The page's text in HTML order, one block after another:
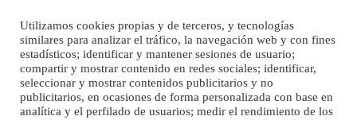
SHIBA PERDIDO AVDA JOSE MESA Y LOPEZ
PERRO MACHO RAZA SHIBA CON MICROCHIP PERDIDO HOY 06/07/2025 ZONA
MESA Y LOPEZ. ES MUY ASUSTADIZO
Leales.org » Gran Canaria | 6.7.2025
Inicio Publicidad
Política de privacidad
Aviso Legal
Cláusula de Cookies
Enlaces de interés
Utilizamos cookies propias y de terceros, y tecnologías
similares para analizar el tráfico, la navegación web y con fines
estadísticos; identificar y mantener sesiones de usuario;
compartir y mostrar contenido en redes sociales; identificar,
seleccionar y mostrar contenidos publicitarios y no
publicitarios, en ocasiones de forma personalizada con base en
analítica y el perfilado de usuarios; medir el rendimiento de los